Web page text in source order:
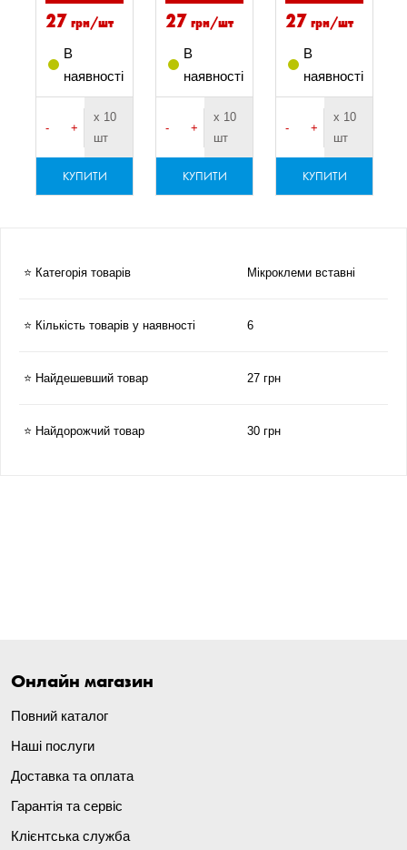
27 грн/шт
В
наявності
- +
х 10
шт
КУПИТИ
27 грн/шт
В
наявності
- +
х 10
шт
КУПИТИ
27 грн/шт
В
наявності
- +
х 10
шт
КУПИТИ
⭐ Категорія товарів Мікроклеми вставні
⭐ Кількість товарів у наявності 6
⭐ Найдешевший товар 27 грн
⭐ Найдорожчий товар 30 грн
Онлайн магазин
Повний каталог
Наші послуги
Доставка та оплата
Гарантія та сервіс
Клієнтська служба